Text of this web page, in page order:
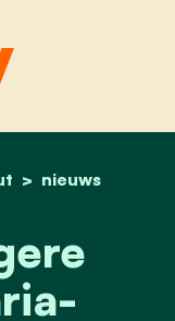
nieuws
lagere school